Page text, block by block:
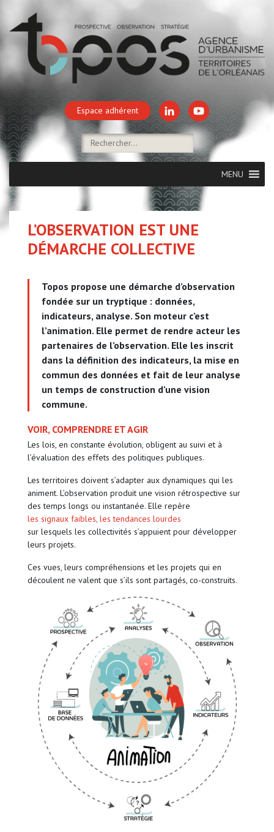
Espace adhérent
MENU
L’OBSERVATION EST UNE
DÉMARCHE COLLECTIVE
Topos propose une démarche d’observation
fondée sur un tryptique : données,
indicateurs, analyse. Son moteur c’est
l’animation. Elle permet de rendre acteur les
partenaires de l’observation. Elle les inscrit
dans la définition des indicateurs, la mise en
commun des données et fait de leur analyse
un temps de construction d’une vision
commune.
VOIR, COMPRENDRE ET AGIR
Les lois, en constante évolution, obligent au suivi et à
l’évaluation des effets des politiques publiques.
Les territoires doivent s’adapter aux dynamiques qui les
animent. L’observation produit une vision rétrospective sur
des temps longs ou instantanée. Elle repère
les signaux faibles, les tendances lourdes
sur lesquels les collectivités s’appuient pour développer
leurs projets.
Ces vues, leurs compréhensions et les projets qui en
découlent ne valent que s’ils sont partagés, co-construits.